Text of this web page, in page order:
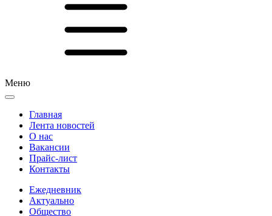
Меню
Главная
Лента новостей
О нас
Вакансии
Прайс-лист
Контакты
Ежедневник
Актуально
Общество